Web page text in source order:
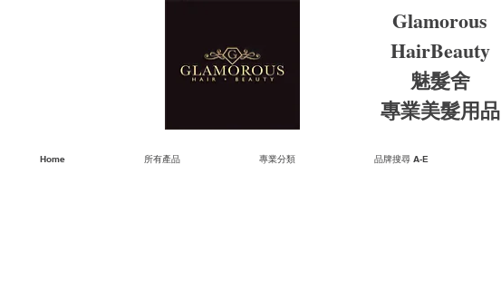
Glamorous
HairBeauty
魅髮舍
​​專業美髮用品
Home 所有產品 專業分類 品牌搜尋 A-E